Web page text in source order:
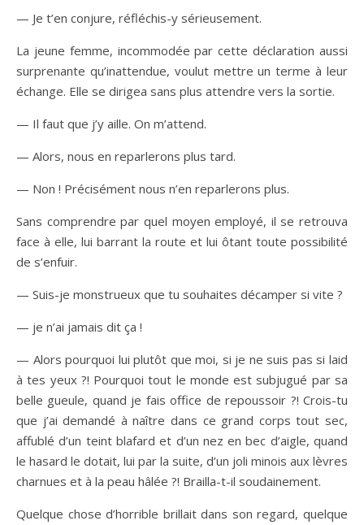
— Je t’en conjure, réfléchis-y sérieusement.
La jeune femme, incommodée par cette déclaration aussi
surprenante qu’inattendue, voulut mettre un terme à leur
échange. Elle se dirigea sans plus attendre vers la sortie.
— Il faut que j’y aille. On m’attend.
— Alors, nous en reparlerons plus tard.
— Non ! Précisément nous n’en reparlerons plus.
Sans comprendre par quel moyen employé, il se retrouva
face à elle, lui barrant la route et lui ôtant toute possibilité
de s’enfuir.
— Suis-je monstrueux que tu souhaites décamper si vite ?
— je n’ai jamais dit ça !
— Alors pourquoi lui plutôt que moi, si je ne suis pas si laid
à tes yeux ?! Pourquoi tout le monde est subjugué par sa
belle gueule, quand je fais office de repoussoir ?! Crois-tu
que j’ai demandé à naître dans ce grand corps tout sec,
affublé d’un teint blafard et d’un nez en bec d’aigle, quand
le hasard le dotait, lui par la suite, d’un joli minois aux lèvres
charnues et à la peau hâlée ?! Brailla-t-il soudainement.
Quelque chose d’horrible brillait dans son regard, quelque